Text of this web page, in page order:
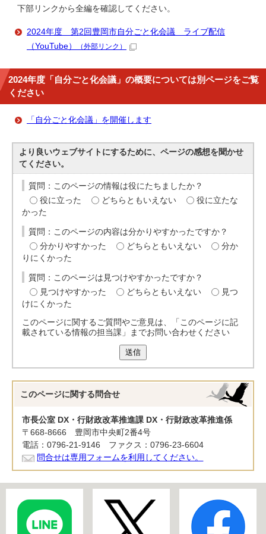
下部リンクから全編を確認してください。
2024年度 第2回豊岡市自分ごと化会議 ライブ配信
（YouTube）
（外部リンク）
2024年度「自分ごと化会議」の概要については別ページをご覧
ください
「自分ごと化会議」を開催します
より良いウェブサイトにするために、ページの感想を聞かせ
てください。
質問：このページの情報は役にたちましたか？
役に立った
どちらともいえない
役に立たな
かった
質問：このページの内容は分かりやすかったですか？
分かりやすかった
どちらともいえない
分か
りにくかった
質問：このページは見つけやすかったですか？
見つけやすかった
どちらともいえない
見つ
けにくかった
このページに関するご質問やご意見は、「このページに記
載されている情報の担当課」までお問い合わせください
送信
このページに関する 問合せ
市長公室 DX・行財政改革推進課 DX・行財政改革推進係
〒668-8666 豊岡市中央町2番4号
電話：0796-21-9146 ファクス：0796-23-6604
問合せは専用フォームを利用してください。